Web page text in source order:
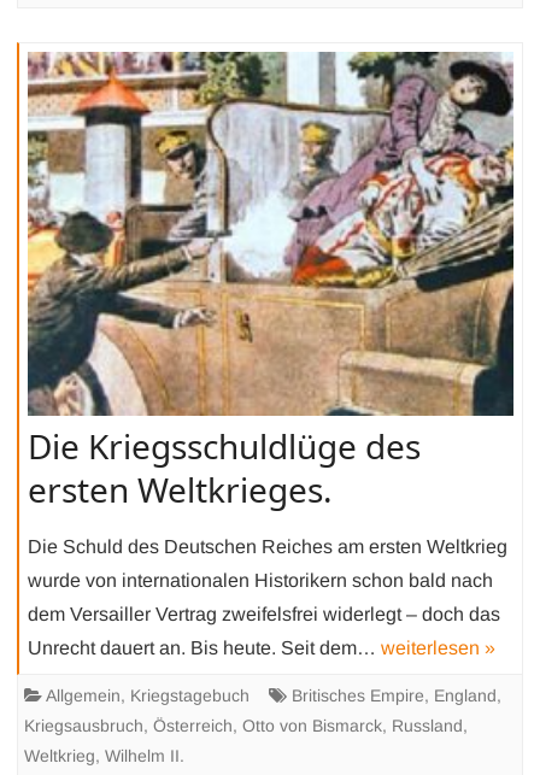
Die Kriegsschuldlüge des
ersten Weltkrieges.
Die Schuld des Deutschen Reiches am ersten Weltkrieg
wurde von internationalen Historikern schon bald nach
dem Versailler Vertrag zweifelsfrei widerlegt – doch das
Unrecht dauert an. Bis heute. Seit dem… weiterlesen »
Allgemein, Kriegstagebuch Britisches Empire, England,
Kriegsausbruch, Österreich, Otto von Bismarck, Russland,
Weltkrieg, Wilhelm II.